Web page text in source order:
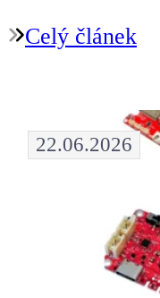
Celý článek
22.06.2026